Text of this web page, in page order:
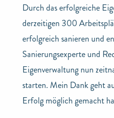
Durch das erfolgreiche
derzeitigen 300
erfolgreich sanieren und
Sanierungsexperte und
Eigenverwaltung nun
starten. Mein Dank geht
Erfolg möglich gemacht